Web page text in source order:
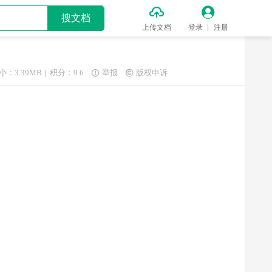
搜文档 
上传文档

登录 注册
：3.39MB 积分：9.6  举报  版权申诉